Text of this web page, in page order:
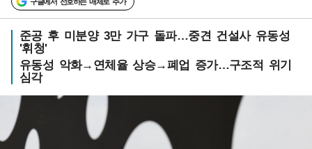
준공 후 미분양 3만 가구 돌파…중견 건설사 유동성
'휘청'
유동성 악화→연체율 상승→폐업 증가…구조적 위기
심각